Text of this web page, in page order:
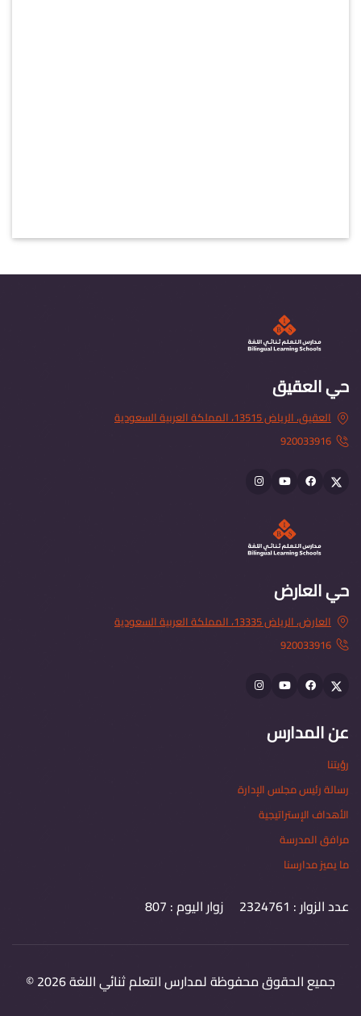
حي العقيق
العقيق، الرياض 13515، المملكة العربية السعودية
920033916
Twitter
Facebook
youtube
Instagram
حي العارض
العارض، الرياض 13335، المملكة العربية السعودية
920033916
Twitter
Facebook
youtube
Instagram
عن المدارس
رؤيتنا
رسالة رئيس مجلس الإدارة
الأهداف الإستراتيجية
مرافق المدرسة
ما يميز مدارسنا
عدد الزوار : 2324761 زوار اليوم : 807
جميع الحقوق محفوظة لمدارس التعلم ثنائي اللغة2026
©